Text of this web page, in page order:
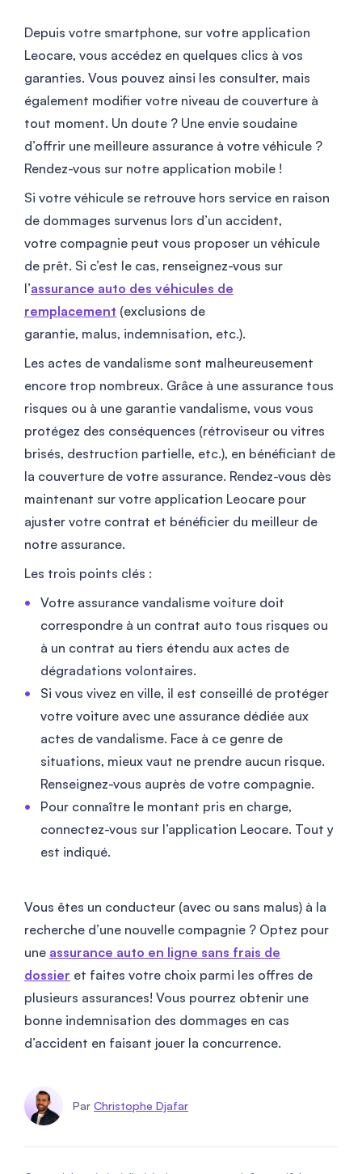
Depuis votre smartphone, sur votre application
Leocare, vous accédez en quelques clics à vos
garanties. Vous pouvez ainsi les consulter, mais
également modifier votre niveau de couverture à
tout moment. Un doute ? Une envie soudaine
d’offrir une meilleure assurance à votre véhicule ?
Rendez-vous sur notre application mobile !
Si votre véhicule se retrouve hors service en raison
de dommages survenus lors d’un accident,
votre compagnie peut vous proposer un véhicule
de prêt. Si c’est le cas, renseignez-vous sur
l’assurance auto des véhicules de
remplacement (exclusions de
garantie, malus, indemnisation, etc.).
Les actes de vandalisme sont malheureusement
encore trop nombreux. Grâce à une assurance tous
risques ou à une garantie vandalisme, vous vous
protégez des conséquences (rétroviseur ou vitres
brisés, destruction partielle, etc.), en bénéficiant de
la couverture de votre assurance. Rendez-vous dès
maintenant sur votre application Leocare pour
ajuster votre contrat et bénéficier du meilleur de
notre assurance.
Les trois points clés :
Votre assurance vandalisme voiture doit
correspondre à un contrat auto tous risques ou
à un contrat au tiers étendu aux actes de
dégradations volontaires.
Si vous vivez en ville, il est conseillé de protéger
votre voiture avec une assurance dédiée aux
actes de vandalisme. Face à ce genre de
situations, mieux vaut ne prendre aucun risque.
Renseignez-vous auprès de votre compagnie.
Pour connaître le montant pris en charge,
connectez-vous sur l’application Leocare. Tout y
est indiqué.
Vous êtes un conducteur (avec ou sans malus) à la
recherche d’une nouvelle compagnie ? Optez pour
une assurance auto en ligne sans frais de
dossier et faites votre choix parmi les offres de
plusieurs assurances! Vous pourrez obtenir une
bonne indemnisation des dommages en cas
d’accident en faisant jouer la concurrence.
Par Christophe Djafar